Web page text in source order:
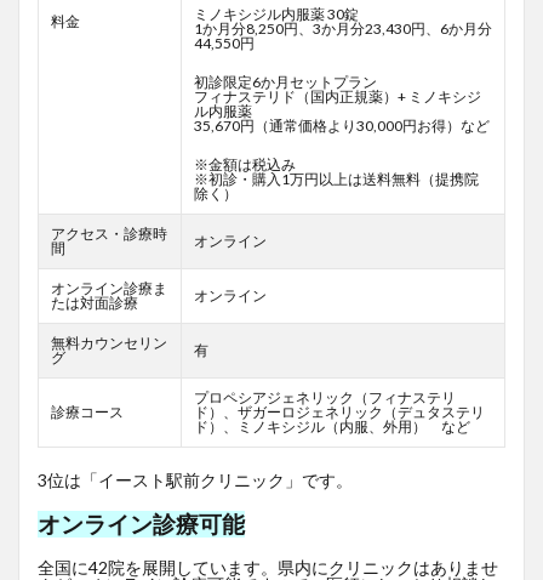
料金
ミノキシジル内服薬 30錠
1か月分8,250円、3か月分23,430円、6か月分
44,550円
初診限定6か月セットプラン
フィナステリド（国内正規薬）+ ミノキシジ
ル内服薬
35,670円（通常価格より30,000円お得）など
※金額は税込み
※初診・購入1万円以上は送料無料（提携院
除く）
アクセス・診療時
間
オンライン
オンライン診療ま
たは対面診療
オンライン
無料カウンセリン
グ
有
診療コース
プロペシアジェネリック（フィナステリ
ド）、ザガーロジェネリック（デュタステリ
ド）、ミノキシジル（内服、外用） など
3位は「イースト駅前クリニック」です。
オンライン診療可能
全国に42院を展開しています。県内にクリニックはありませ